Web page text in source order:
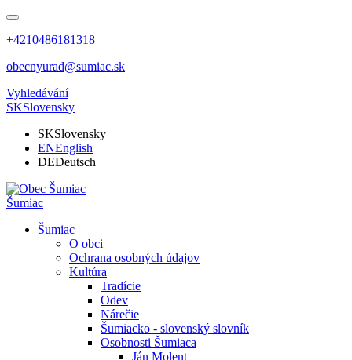
+4210486181318
obecnyurad@sumiac.sk
Vyhledávání
SKSlovensky
SKSlovensky
ENEnglish
DEDeutsch
Šumiac
Šumiac
O obci
Ochrana osobných údajov
Kultúra
Tradície
Odev
Nárečie
Šumiacko - slovenský slovník
Osobnosti Šumiaca
Ján Molent